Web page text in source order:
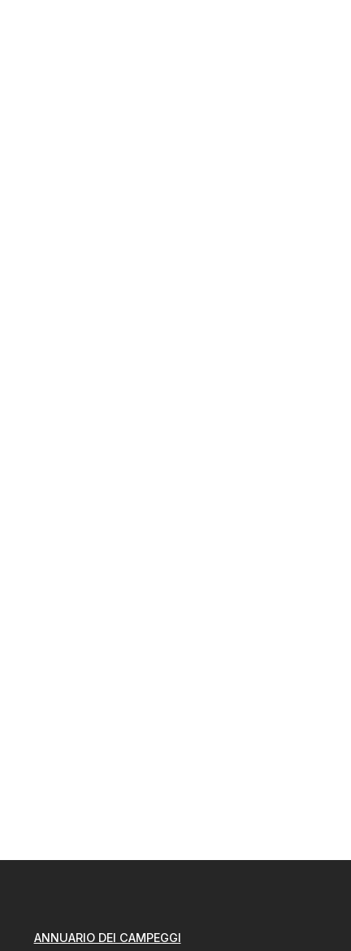
ANNUARIO DEI CAMPEGGI